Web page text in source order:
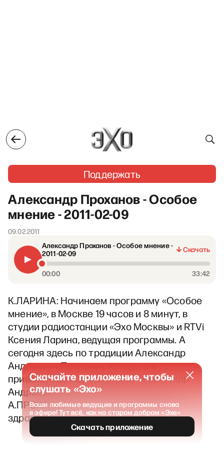
Поддержать
Александр Проханов - Особое
мнение - 2011-02-09
09.02.2011
Александр Проханов - Особое мнение -
2011-02-09
Скачать
00:00 33:42
К.ЛАРИНА: Начинаем программу «Особое
мнение», в Москве 19 часов и 8 минут, в
студии радиостанции «Эхо Москвы» и RTVi
Ксения Ларина, ведущая программы. А
сегодня здесь по традиции Александр
Андреевич Проханов, которого я
приветствую. Здравствуйте, Александр
Андреевич.
А.ПРОХАНОВ: Здравствуйте, Ксения,
здравствуйте.
Скачайте приложение, чтобы
слушать «Эхо»
Ваши любимые ведущие и программы снова
в эфире! Тут всё, как на старом добром «Эхе»
Скачать приложение